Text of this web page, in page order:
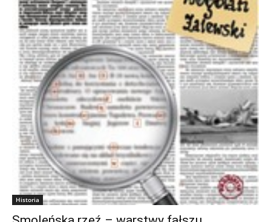
Historia